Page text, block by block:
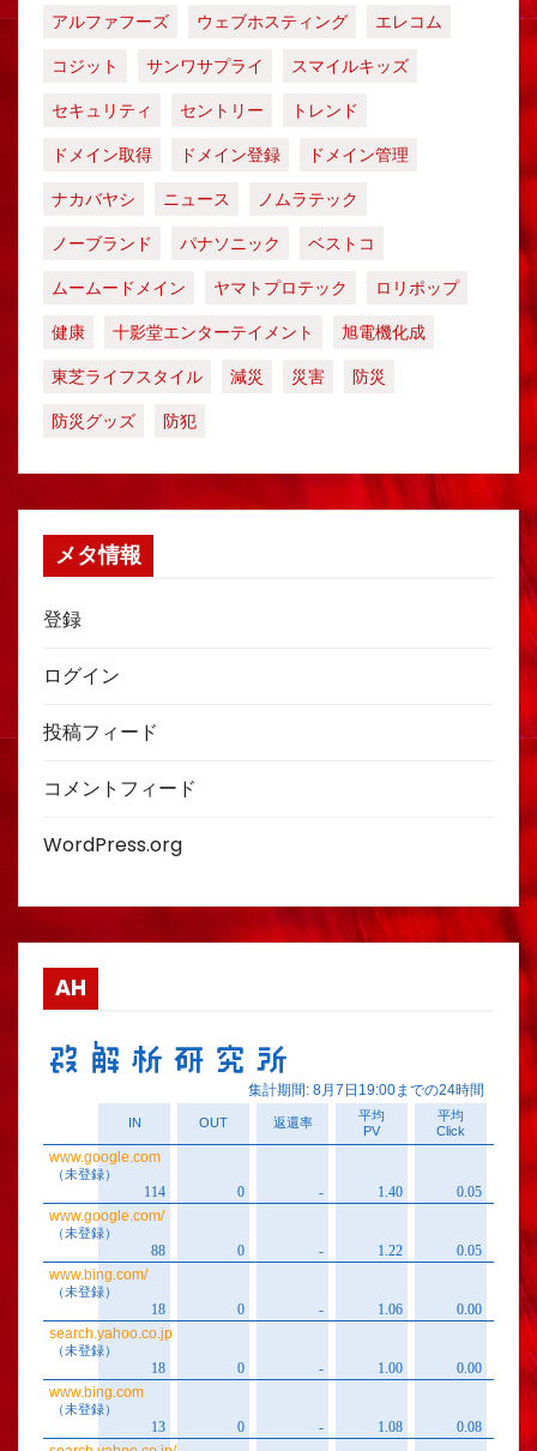
アルファフーズ ウェブホスティング
エレコム
コジット
サンワサプライ
スマイルキッズ
セキュリティ
セントリー
トレンド
ドメイン取得
ドメイン登録
ドメイン管理
ナカバヤシ
ニュース
ノムラテック
ノーブランド
パナソニック
ベストコ
ムームードメイン
ヤマトプロテック
ロリポップ
健康
十影堂エンターテイメント
旭電機化成
東芝ライフスタイル
減災 災害
防災
防災グッズ
防犯
メタ情報
登録
ログイン
投稿フィード
コメントフィード
WordPress.org
AH